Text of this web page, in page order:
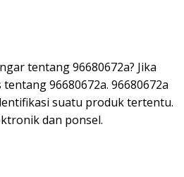
tentang 96680672a? Jika
96680672a. 96680672a
suatu produk tertentu.
dan ponsel.